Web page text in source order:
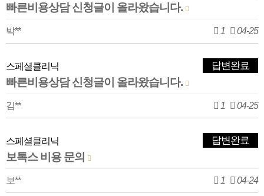
빠른비용상담 신청글이 올라왔습니다.
박** 1 04-25
스페셜클리닉
빠른비용상담 신청글이 올라왔습니다.
답변완료
김** 1 04-25
스페셜클리닉
보톡스 비용 문의
답변완료
보** 1 04-24